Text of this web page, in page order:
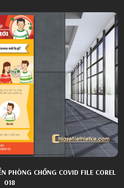
PHÒNG CHỐNG COVID FILE COREL
018